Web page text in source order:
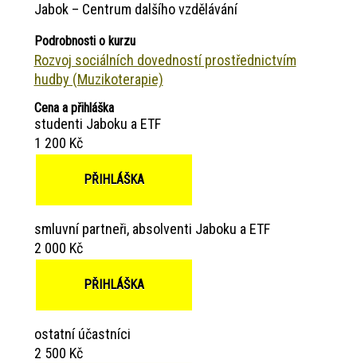
Jabok – Centrum dalšího vzdělávání
Podrobnosti o kurzu
Rozvoj sociálních dovedností prostřednictvím
hudby (Muzikoterapie)
Cena a přihláška
studenti Jaboku a ETF
1 200 Kč
PŘIHLÁŠKA
smluvní partneři, absolventi Jaboku a ETF
2 000 Kč
PŘIHLÁŠKA
ostatní účastníci
2 500 Kč